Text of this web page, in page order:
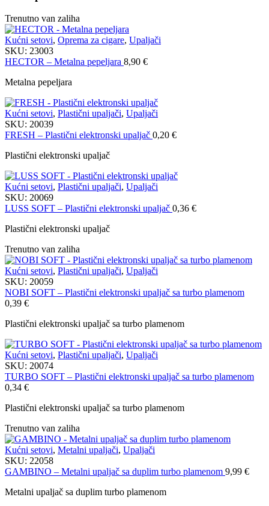
Trenutno van zaliha
Kućni setovi, Oprema za cigare, Upaljači
SKU: 23003
HECTOR – Metalna pepeljara 8,90 €
Metalna pepeljara
Kućni setovi, Plastični upaljači, Upaljači
SKU: 20039
FRESH – Plastični elektronski upaljač 0,20 €
Plastični elektronski upaljač
Kućni setovi, Plastični upaljači, Upaljači
SKU: 20069
LUSS SOFT – Plastični elektronski upaljač 0,36 €
Plastični elektronski upaljač
Trenutno van zaliha
Kućni setovi, Plastični upaljači, Upaljači
SKU: 20059
NOBI SOFT – Plastični elektronski upaljač sa turbo plamenom
0,39 €
Plastični elektronski upaljač sa turbo plamenom
Kućni setovi, Plastični upaljači, Upaljači
SKU: 20074
TURBO SOFT – Plastični elektronski upaljač sa turbo plamenom
0,34 €
Plastični elektronski upaljač sa turbo plamenom
Trenutno van zaliha
Kućni setovi, Metalni upaljači, Upaljači
SKU: 22058
GAMBINO – Metalni upaljač sa duplim turbo plamenom 9,99 €
Metalni upaljač sa duplim turbo plamenom